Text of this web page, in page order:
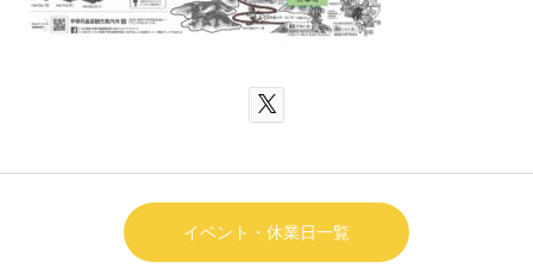

イベント・休業日一覧